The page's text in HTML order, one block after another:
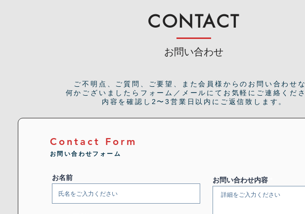
CONTACT
お問い合わせ
ご不明点、ご質問、ご要望、また会員様からのお問い合わせ
何かございましたらフォーム／メールにてお気軽にご連絡くだ
内容を確認し2〜3営業日以内にご返信致します。
Contact Form
お問い合わせフォーム
お名前 お問い合わせ内容